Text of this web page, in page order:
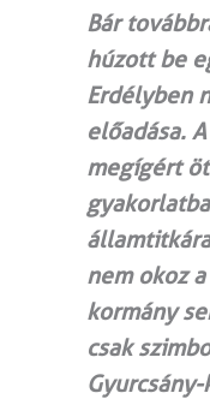
Bár
húzott be
Erdélyben
előadása.
megígért
nem okoz
kormány
csak